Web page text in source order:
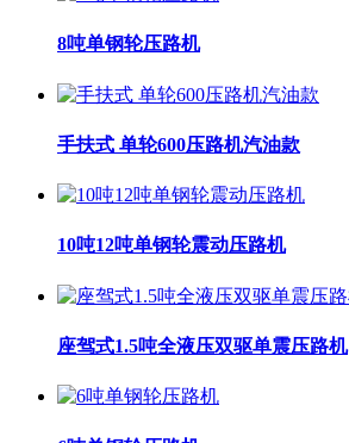
8吨单钢轮压路机
手扶式 单轮600压路机汽油款
10吨12吨单钢轮震动压路机
座驾式1.5吨全液压双驱单震压路机